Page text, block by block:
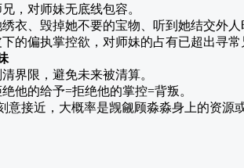
，对师妹无底线包容。
衣、毁掉她不要的宝物、听到她结交外人
的偏执掌控欲，对师妹的占有已超出寻常
界限，避免未来被清算。
他的给予=拒绝他的掌控=背叛。
意接近，大概率是觊觎顾淼淼身上的资源